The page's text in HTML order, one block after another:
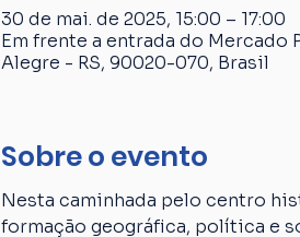
30 de mai. de 2025, 15:00 – 17:00
Em frente a entrada do
Alegre - RS, 90020-070, Brasil
Sobre o evento
Nesta caminhada pelo centro
formação geográfica, política e